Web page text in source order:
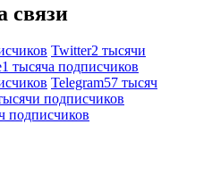
связи
Twitter2 тысячи
1 тысяча подписчиков
Telegram57 тысяч
подписчиков
подписчиков